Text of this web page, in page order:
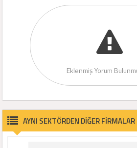
Eklenmiş Yorum
AYNI SEKTÖRDEN DİĞER FİRMALAR